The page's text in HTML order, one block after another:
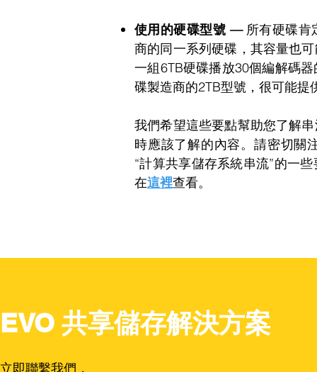
使用的硬碟型號 —所有硬碟肯
商的同一系列硬碟，其容量也
一組6TB硬碟播放30個編解碼
碟製造商的2TB型號，很可能提
我們希望這些要點幫助您了解
時應該了解的內容。請密切關
“計算共享儲存系統串流”的一
在這裡查看。
立即聯繫我們，
EVO 共享儲存解決方案